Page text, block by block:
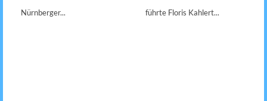
Nürnberger...
führte Floris Kahlert...